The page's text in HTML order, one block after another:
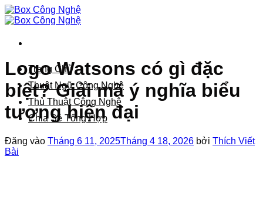
Bỏ
qua
dung
Trang Chủ
Thuật Ngữ Công Nghệ
Thủ Thuật Công Nghệ
Chia Sẻ Tổng Hợp
Logo Watsons có gì đặc
biệt? Giải mã ý nghĩa biểu
tượng hiện đại
Đăng vào Tháng 6 11, 2025Tháng 4 18, 2026 bởi Thích Viết
Bài